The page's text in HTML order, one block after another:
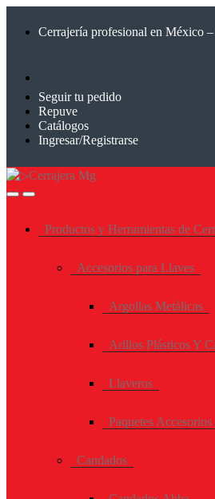
Cerrajería profesional en México
Seguir tu pedido
Repuve
Catálogos
Ingresar/Registrarse
Productos y Herramientas de
Accesorios para Llaves
Argollas Metálicas
Arillos Plásticos Y
Llaveros
Paquetes
Candados